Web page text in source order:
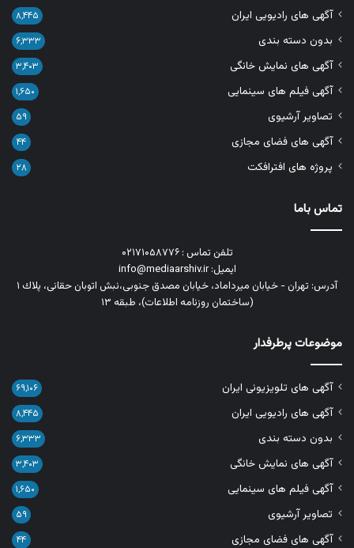
آگهی های رادیویی ایران ۸,۴۴۵
بدون دسته بندی ۶,۳۳۳
آگهی های نمایش خانگی ۳,۴۰۳
آگهی فیلم های سینمایی ۱,۶۵۰
تصاویر آرشیوی ۵۹
آگهی های فضای مجازی ۴۴
پروژه های افترافکت ۲۸
تماس باما
تلفن تماس : ۰۲۱۷۱۰۵۸۷۷۶
ایمیل: info@mediaarshiv.ir
آدرس: تهران - خیابان میرداماد، خیابان مصدق جنوبی،نبش اتوبان حقانی، پلاك ١
(ساختمان روزنامه اطلاعات)، طبقه ۱۳
موضوعات پرطرفدار
آگهی های تلویزیونی ایران ۶۹,۱۰۶
آگهی های رادیویی ایران ۸,۴۴۵
بدون دسته بندی ۶,۳۳۳
آگهی های نمایش خانگی ۳,۴۰۳
آگهی فیلم های سینمایی ۱,۶۵۰
تصاویر آرشیوی ۵۹
آگهی های فضای مجازی ۴۴